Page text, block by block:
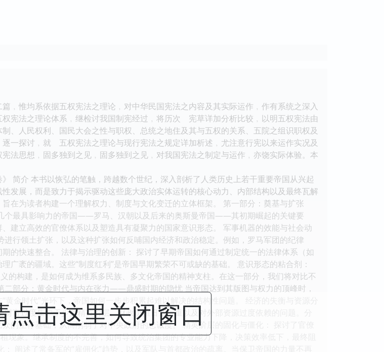
﹐惟均系依据五权宪法之理论﹐对中华民国宪法之内容及其实际运作﹐作有系统之深入
宪法之理论体系﹐继检讨我国制宪经过﹐将历次 宪草详加分析比较﹐以明五权宪法由
、人民权利、国民大会之性与职权、总统之地住及其与五权的关系、五院之组识职权及
一探讨﹐就 五权宪法之理论与现行宪法之规定详加析述﹐尤注意行宪以来运作实况及
法思想﹐固多独到之见﹐固多独到之见﹐对我国宪法之制定与运作﹐亦饶实际体验。本
简介 本书以恢弘的笔触，跨越数个世纪，深入剖析了人类历史上若干重要帝国从兴起
发展，而是致力于揭示驱动这些庞大政治实体运转的核心动力、内部结构以及最终瓦解
在为读者构建一个理解权力、制度与文化变迁的立体框架。 第一部分：奠基与扩张
最具影响力的帝国——罗马、汉朝以及后来的奥斯曼帝国——其初期崛起的关键要
建立高效的官僚体系以及塑造具有凝聚力的国家意识形态。 军事机器的效能与社会动
行领土扩张，以及这种扩张如何反哺国内经济和政治稳定。例如，罗马军团的纪律
的快速整合。 法律与治理的创新： 探讨了早期帝国如何通过制定统一的法律体系（如
广袤的疆域。这些“制度红利”是帝国早期繁荣不可或缺的基础。 意识形态的粘合剂：
的构建，是如何成为维系多民族、多文化帝国的精神支柱。在这一部分，我们将对比不
二部分：黄金时代与内在张力——鼎盛时期的隐忧 当帝国达到其版图与权力的顶峰时，
黄金时代”光环下，帝国如何一步步积累起难以解决的结构性问题。 经济的失衡与资源分
财富过度集中于少数精英阶层、财政负担日益沉重以及对外部资源过度依赖的问题。分
的生存基础，从而削弱了对中央政府的忠诚度。 精英阶层的固化与僵化： 探讨了官僚
现象。继承制度的不完善，如何导致统治集团的专业能力下降，决策效率低下，最终阻
点击这里关闭窗口